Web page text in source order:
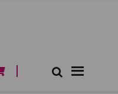
Zoek